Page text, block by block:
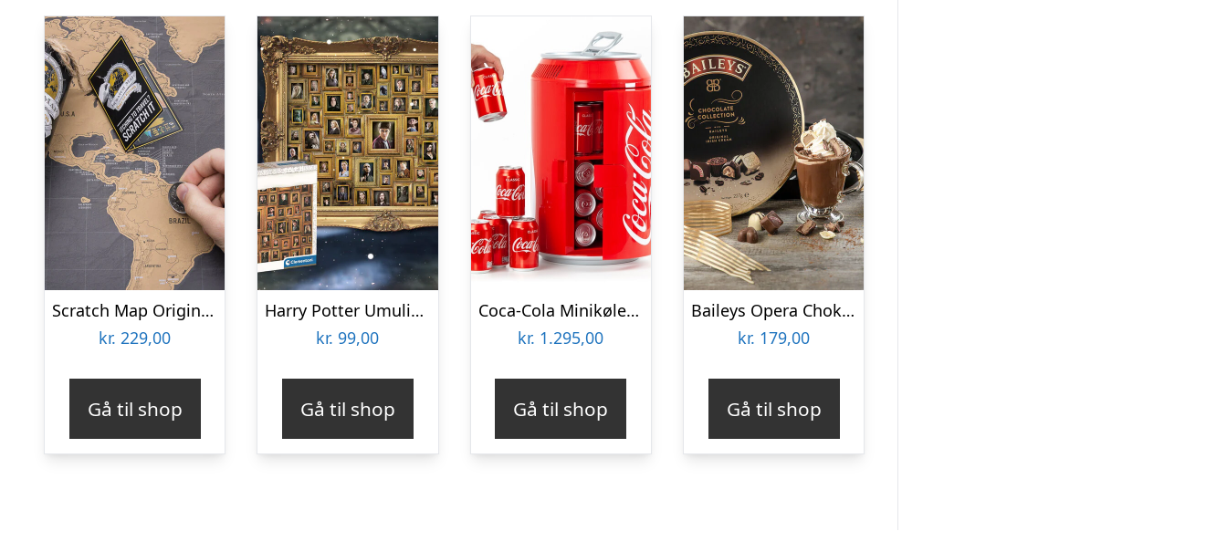
Scratch Map Original Deluxe
kr. 229,00
Gå til shop
Harry Potter Umulig Puslespil
kr. 99,00
Gå til shop
Coca-Cola Minikøleskab
kr. 1.295,00
Gå til shop
Baileys Opera Chokoladeæske
kr. 179,00
Gå til shop